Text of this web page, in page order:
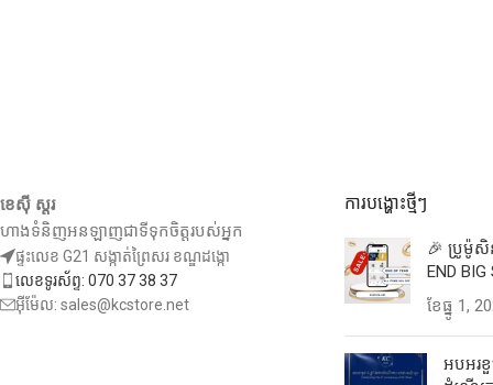
ខេស៊ី ស្តរ
ហាងទំនិញអនឡាញជាទីទុកចិត្តរបស់អ្នក
ផ្ទះលេខ G21 សង្កាត់ព្រៃសរ ខណ្ឌដង្កោ
លេខទូរស័ព្ទ: 070 37 38 37
អ៊ីម៉ែល: sales@kcstore.net
ការបង្ហោះថ្មីៗ
🎉 ប្រូម៉ូសិ
END
ខែ​ធ្នូ 1,
អបអរខួ